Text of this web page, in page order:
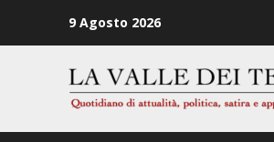
9 Agosto 2026